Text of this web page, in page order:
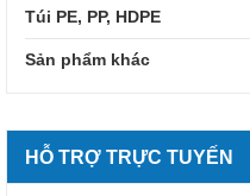
Túi PE, PP, HDPE
Sản phẩm khác
HỖ TRỢ TRỰC TUYẾN